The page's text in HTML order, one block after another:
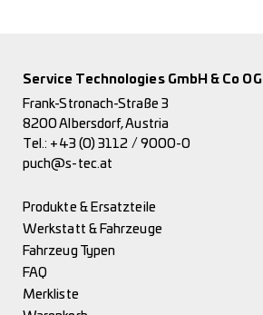
Service Technologies GmbH & Co OG
Frank-Stronach-Straße 3
8200 Albersdorf, Austria
Tel.: +43 (0) 3112 / 9000-0
puch@s-tec.at
Produkte & Ersatzteile
Werkstatt & Fahrzeuge
Fahrzeug Typen
FAQ
Merkliste